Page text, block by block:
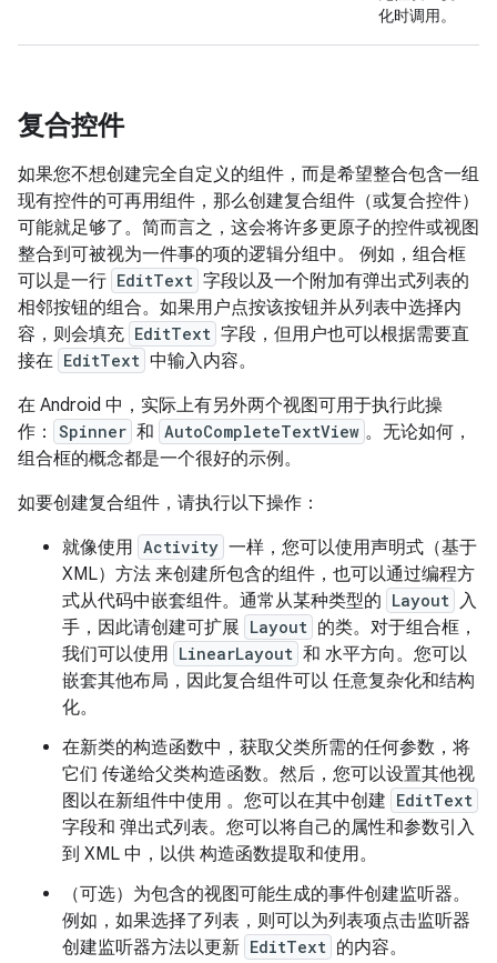
化时调用。
复合控件
如果您不想创建完全自定义的组件，而是希望整合包含一组
现有控件的可再用组件，那么创建复合组件（或复合控件）
可能就足够了。简而言之，这会将许多更原子的控件或视图
整合到可被视为一件事的项的逻辑分组中。 例如，组合框
可以是一行 EditText 字段以及一个附加有弹出式列表的
相邻按钮的组合。如果用户点按该按钮并从列表中选择内
容，则会填充 EditText 字段，但用户也可以根据需要直
接在 EditText 中输入内容。
在 Android 中，实际上有另外两个视图可用于执行此操
作：
Spinner 和 AutoCompleteTextView 。无论如何，
组合框的概念都是一个很好的示例。
如要创建复合组件，请执行以下操作：
就像使用 Activity 一样，您可以使用声明式（基于
XML）方法 来创建所包含的组件，也可以通过编程方
式从代码中嵌套组件。通常从某种类型的 Layout 入
手，因此请创建可扩展 Layout 的类。对于组合框，
我们可以使用 LinearLayout 和 水平方向。您可以
嵌套其他布局，因此复合组件可以 任意复杂化和结构
化。
在新类的构造函数中，获取父类所需的任何参数，将
它们 传递给父类构造函数。然后，您可以设置其他视
图以在新组件中使用 。您可以在其中创建 EditText
字段和 弹出式列表。您可以将自己的属性和参数引入
到 XML 中，以供 构造函数提取和使用。
（可选）为包含的视图可能生成的事件创建监听器。
例如，如果选择了列表，则可以为列表项点击监听器
创建监听器方法以更新 EditText 的内容。